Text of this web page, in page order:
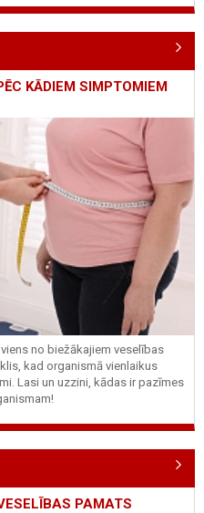
KĀDIEM SIMPTOMIEM
no biežākajiem veselības
kad organismā vienlaikus
Lasi un uzzini, kādas ir pazīmes
PAMATS